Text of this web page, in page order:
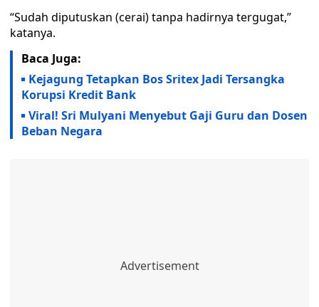
“Sudah diputuskan (cerai) tanpa hadirnya tergugat,”
katanya.
Baca Juga:
Kejagung Tetapkan Bos Sritex Jadi Tersangka
Korupsi Kredit Bank
Viral! Sri Mulyani Menyebut Gaji Guru dan Dosen
Beban Negara